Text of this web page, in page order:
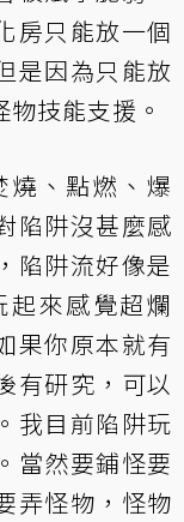
房只能放一個
是因為只能放
技能支援。
、點燃、爆
陷阱沒甚麼感
陷阱流好像是
來感覺超爛
果你原本就有
有研究，可以
我目前陷阱玩
當然要鋪怪要
弄怪物，怪物